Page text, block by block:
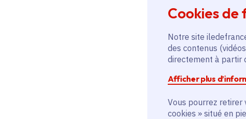
Cookies
Notre site
des contenus
directement à partir
Afficher plus
Vous pourrez retirer
cookies » situé en